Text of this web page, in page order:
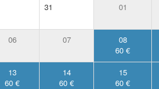
31 01
06 07
08
60 €
13
60 €
14
60 €
15
60 €